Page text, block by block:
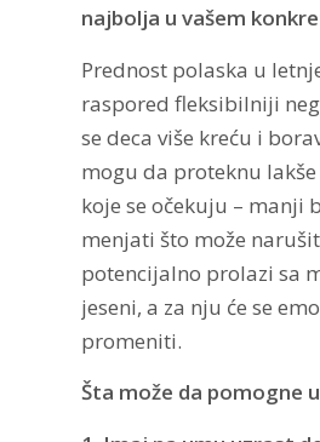
najbolja u vašem
Prednost polaska u
raspored fleksibilniji
se deca više kreću i
mogu da proteknu
koje se očekuju – manji
menjati što može
potencijalno prolazi sa
jeseni, a za nju će se
promeniti.
Šta može da pomogne